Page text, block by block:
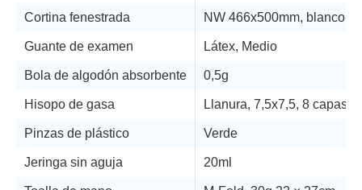
Cortina fenestrada NW 466x500mm, blanco,
Guante de examen Látex, Medio
Bola de algodón absorbente 0,5g
Hisopo de gasa Llanura, 7,5x7,5, 8 capas
Pinzas de plástico Verde
Jeringa sin aguja 20ml